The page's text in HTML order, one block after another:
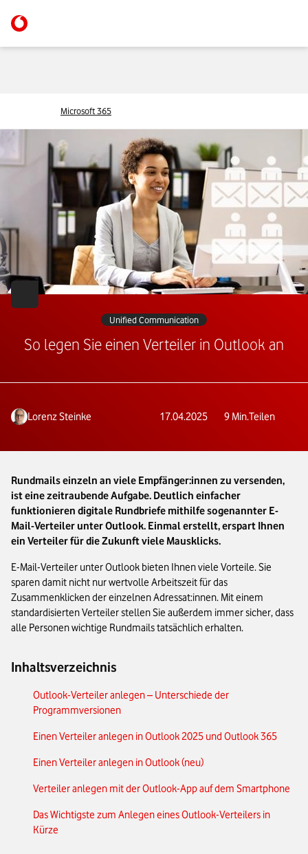
Microsoft 365
Unified Communication
So legen Sie einen Verteiler in Outlook an
Lorenz Steinke 17.04.2025 9 Min.Teilen
Rundmails einzeln an viele Empfänger:innen zu versenden,
ist eine zeitraubende Aufgabe. Deutlich einfacher
funktionieren digitale Rundbriefe mithilfe sogenannter E-
Mail-Verteiler unter Outlook. Einmal erstellt, erspart Ihnen
ein Verteiler für die Zukunft viele Mausklicks.
E-Mail-Verteiler unter Outlook bieten Ihnen viele Vorteile. Sie
sparen damit nicht nur wertvolle Arbeitszeit für das
Zusammenklicken der einzelnen Adressat:innen. Mit einem
standardisierten Verteiler stellen Sie außerdem immer sicher, dass
alle Personen wichtige Rundmails tatsächlich erhalten.
Inhaltsverzeichnis
Outlook-Verteiler anlegen – Unterschiede der
Programmversionen
Einen Verteiler anlegen in Outlook 2025 und Outlook 365
Einen Verteiler anlegen in Outlook (neu)
Verteiler anlegen mit der Outlook-App auf dem Smartphone
Das Wichtigste zum Anlegen eines Outlook-Verteilers in
Kürze